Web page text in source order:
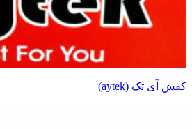
کفش آی تک (aytek)